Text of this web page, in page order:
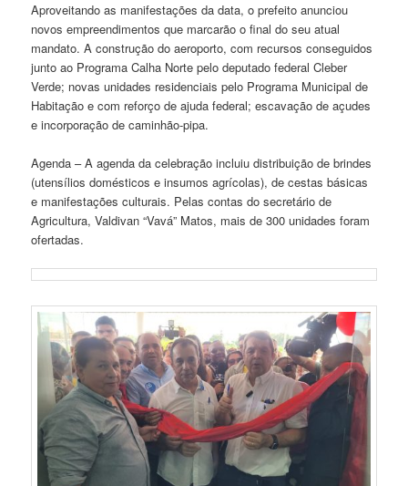
Aproveitando as manifestações da data, o prefeito anunciou
novos empreendimentos que marcarão o final do seu atual
mandato. A construção do aeroporto, com recursos conseguidos
junto ao Programa Calha Norte pelo deputado federal Cleber
Verde; novas unidades residenciais pelo Programa Municipal de
Habitação e com reforço de ajuda federal; escavação de açudes
e incorporação de caminhão-pipa.
Agenda – A agenda da celebração incluiu distribuição de brindes
(utensílios domésticos e insumos agrícolas), de cestas básicas
e manifestações culturais. Pelas contas do secretário de
Agricultura, Valdivan “Vavá” Matos, mais de 300 unidades foram
ofertadas.